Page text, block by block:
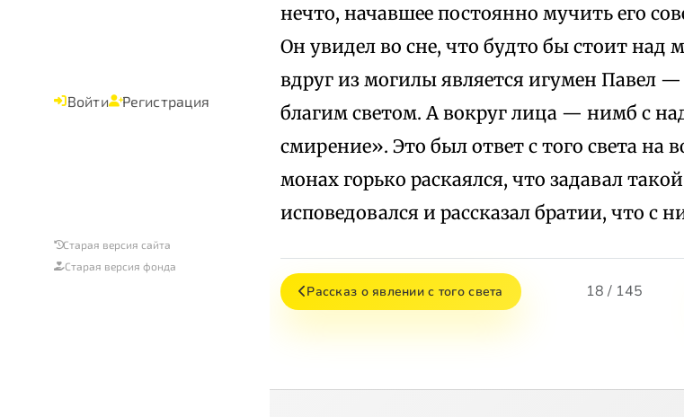
Войти Регистрация
Старая версия сайта
Старая версия фонда
нечто, начавшее постоянно мучить его
Он увидел во сне, что будто бы стоит над
вдруг из могилы является игумен Павел
благим светом. А вокруг лица — нимб с
смирение». Это был ответ с того света на
монах горько раскаялся, что задавал
исповедовался и рассказал братии, что с
Рассказ о явлении с того света 18 / 145